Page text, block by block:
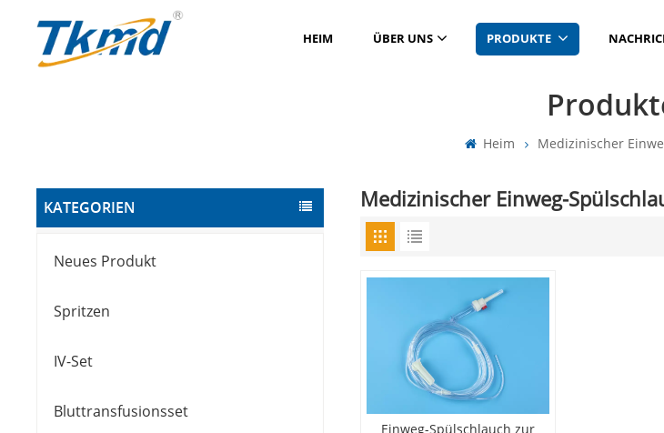
HEIM ÜBER UNS PRODUKTE
Heim Medizinischer
KATEGORIEN
Neues Produkt
Spritzen
IV-Set
Bluttransfusionsset
Medizinischer Einweg-
Einweg-Spülschlauch zur